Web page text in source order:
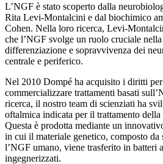
L’NGF è stato scoperto dalla
Rita Levi-Montalcini e dal biochimico
Cohen. Nella loro ricerca, Levi-
che l’NGF svolge un ruolo cruciale
differenziazione e sopravvivenza dei
centrale e periferico.
Nel 2010 Dompé ha acquisito i diritti
commercializzare trattamenti basati
ricerca, il nostro team di scienziati ha
oftalmica indicata per il trattamento
Questa è prodotta mediante un
in cui il materiale genetico, composto da
l’NGF umano, viene trasferito in batteri
ingegnerizzati.